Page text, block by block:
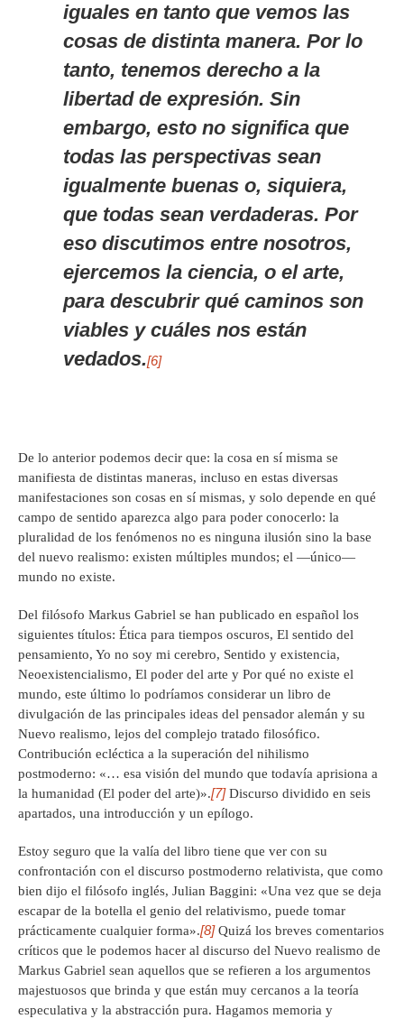
iguales en tanto que vemos las
cosas de distinta manera. Por lo
tanto, tenemos derecho a la
libertad de expresión. Sin
embargo, esto no significa que
todas las perspectivas sean
igualmente buenas o, siquiera,
que todas sean verdaderas. Por
eso discutimos entre nosotros,
ejercemos la ciencia, o el arte,
para descubrir qué caminos son
viables y cuáles nos están
vedados.[6]
De lo anterior podemos decir que: la cosa en sí misma se
manifiesta de distintas maneras, incluso en estas diversas
manifestaciones son cosas en sí mismas, y solo depende en qué
campo de sentido aparezca algo para poder conocerlo: la
pluralidad de los fenómenos no es ninguna ilusión sino la base
del nuevo realismo: existen múltiples mundos; el ―único―
mundo no existe.
Del filósofo Markus Gabriel se han publicado en español los
siguientes títulos: Ética para tiempos oscuros, El sentido del
pensamiento, Yo no soy mi cerebro, Sentido y existencia,
Neoexistencialismo, El poder del arte y Por qué no existe el
mundo, este último lo podríamos considerar un libro de
divulgación de las principales ideas del pensador alemán y su
Nuevo realismo, lejos del complejo tratado filosófico.
Contribución ecléctica a la superación del nihilismo
postmoderno: «… esa visión del mundo que todavía aprisiona a
la humanidad (El poder del arte)».[7]Discurso dividido en seis
apartados, una introducción y un epílogo.
Estoy seguro que la valía del libro tiene que ver con su
confrontación con el discurso postmoderno relativista, que como
bien dijo el filósofo inglés, Julian Baggini: «Una vez que se deja
escapar de la botella el genio del relativismo, puede tomar
prácticamente cualquier forma».[8]Quizá los breves comentarios
críticos que le podemos hacer al discurso del Nuevo realismo de
Markus Gabriel sean aquellos que se refieren a los argumentos
majestuosos que brinda y que están muy cercanos a la teoría
especulativa y la abstracción pura. Hagamos memoria y